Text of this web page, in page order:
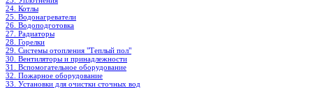
24. Котлы
25. Водонагреватели
26. Водоподготовка
27. Радиаторы
28. Горелки
29. Системы отопления "Теплый пол"
30. Вентиляторы и принадлежности
31. Вспомогательное оборудование
32. Пожарное оборудование
33. Установки для очистки сточных вод